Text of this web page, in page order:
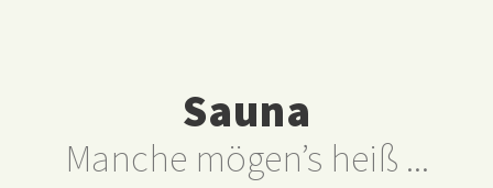
Sauna
Manche mögen’s heiß ...